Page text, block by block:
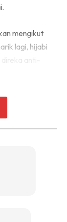
mengikut
lagi, hijabi
berkata,
tagline
keluaran